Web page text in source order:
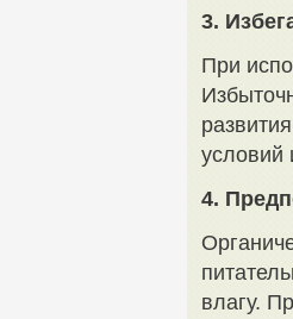
3.
При
условий
4.
влагу.